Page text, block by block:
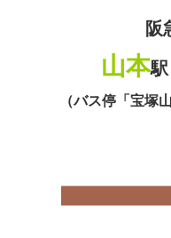
阪
山本駅
（バス停「宝塚